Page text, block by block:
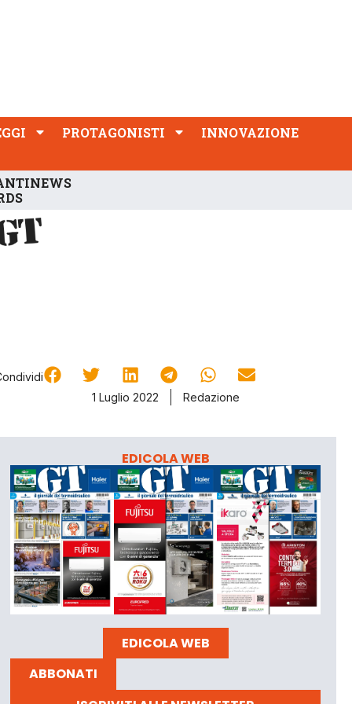
PROTAGONISTI
INNOVAZIONE
1 Luglio 2022
Redazione
EDICOLA WEB
EDICOLA WEB
ABBONATI